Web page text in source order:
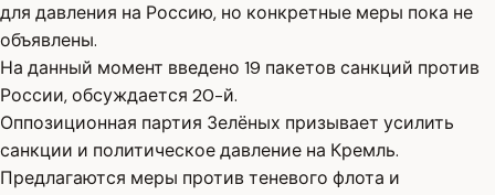
для давления на Россию, но конкретные меры пока не
объявлены.
На данный момент введено 19 пакетов санкций против
России, обсуждается 20-й.
Оппозиционная партия Зелёных призывает усилить
санкции и политическое давление на Кремль.
Предлагаются меры против теневого флота и